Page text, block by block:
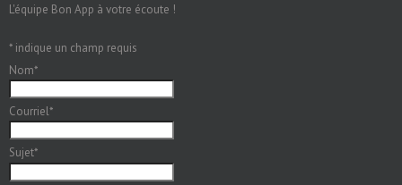
L'équipe Bon App à votre écoute !
* indique un champ requis
Nom*
Courriel*
Sujet*